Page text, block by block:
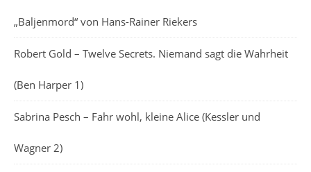
„Baljenmord“ von Hans-Rainer Riekers
Robert Gold – Twelve Secrets. Niemand sagt die Wahrheit
(Ben Harper 1)
Sabrina Pesch – Fahr wohl, kleine Alice (Kessler und
Wagner 2)